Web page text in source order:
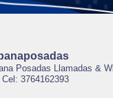
Posadas Llamadas &
3764162393